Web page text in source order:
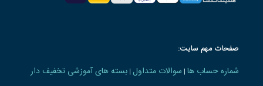
صفحات مهم سایت:
شماره حساب ها | سوالات متداول | بسته های آموزشی تخفیف دار